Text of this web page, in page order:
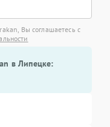
Вы соглашаетесь с
в Липецке: